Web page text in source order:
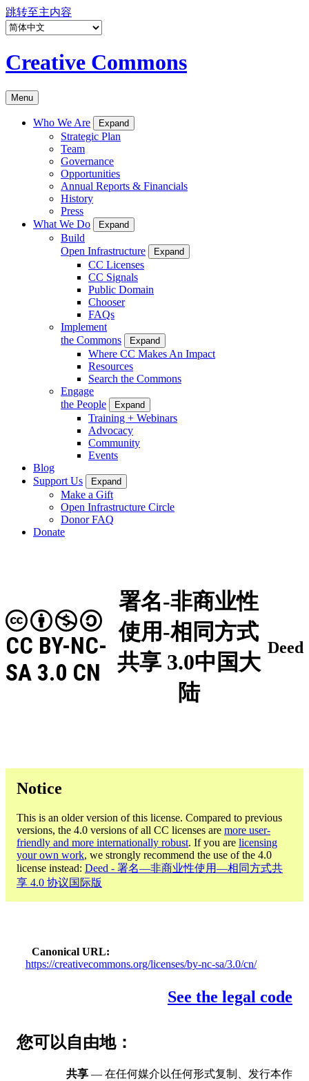
跳转至主内容
Creative Commons
Menu
Who We Are Expand
Strategic Plan
Team
Governance
Opportunities
Annual Reports & Financials
History
Press
What We Do
Expand
Build
Open Infrastructure
Expand
CC Licenses
CC Signals
Public Domain
Chooser
FAQs
Implement
the Commons
Expand
Where CC Makes An Impact
Resources
Search the Commons
Engage
the People
Expand
Training + Webinars
Advocacy
Community
Events
Blog
Support Us
Expand
Make a Gift
Open Infrastructure Circle
Donor FAQ
Donate
署名-非商业性
使用-相同方式
共享 3.0中国大
陆
CC BY-NC-
SA 3.0 CN
Deed
Notice
This is an older version of this license. Compared to previous
versions, the 4.0 versions of all CC licenses are more user-
friendly and more internationally robust. If you are licensing
your own work, we strongly recommend the use of the 4.0
license instead: Deed - 署名—非商业性使用—相同方式共
享 4.0 协议国际版
Canonical URL
https://creativecommons.org/licenses/by-nc-sa/3.0/cn/
See the legal code
您可以自由地：
共享 — 在任何媒介以任何形式复制、发行本作